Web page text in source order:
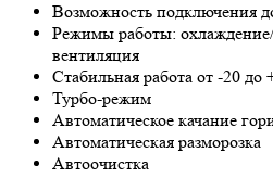
Возможность подключения
Режимы работы:
вентиляция
Стабильная работа от -20 до
Турбо-режим
Автоматическое качание
Автоматическая разморозка
Автоочистка